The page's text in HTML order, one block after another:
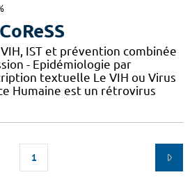
VIH, IST et prévention combinée
- Epidémiologie par
textuelle Le VIH ou Virus
Humaine est un rétrovirus
1